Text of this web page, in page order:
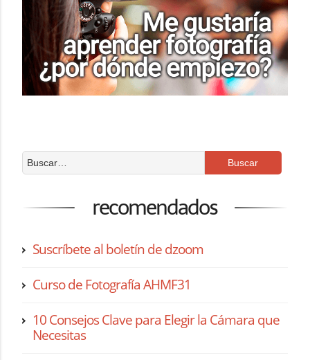
recomendados
Suscríbete al boletín de dzoom
Curso de Fotografía AHMF31
10 Consejos Clave para Elegir la Cámara que
Necesitas